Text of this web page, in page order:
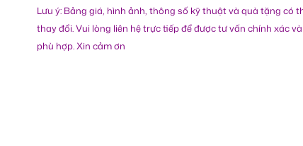
Lưu ý: Bảng giá, hình ảnh, thông số kỹ thuật và quà tặng có
thay đổi. Vui lòng liên hệ trực tiếp để được tư vấn chính xác và
phù hợp. Xin cảm ơn